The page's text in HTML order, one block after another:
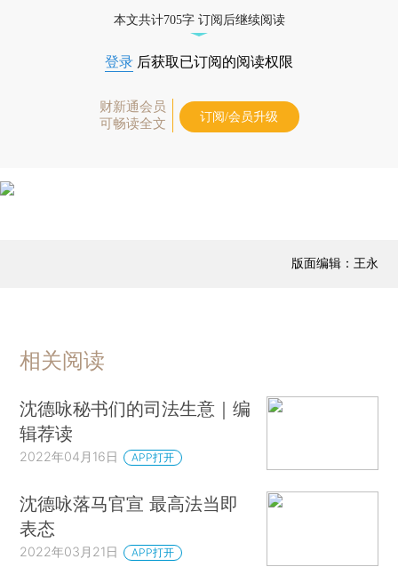
本文共计705字 订阅后继续阅读
登录 后获取已订阅的阅读权限
财新通会员
可畅读全文
订阅/会员升级
版面编辑：王永
相关阅读
沈德咏秘书们的司法生意｜编
辑荐读
2022年04月16日 APP打开
沈德咏落马官宣 最高法当即
表态
2022年03月21日 APP打开